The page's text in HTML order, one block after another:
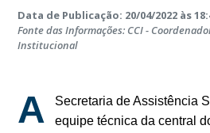
Data de Publicação: 20/04/2022 às
Fonte das Informações: CCI -
Institucional
A
Secretaria de Assistência
equipe técnica da central